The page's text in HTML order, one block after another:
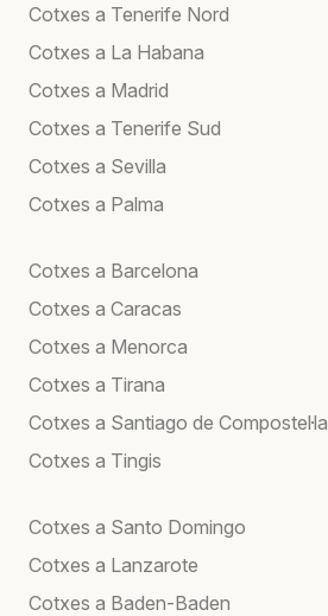
Cotxes a Tenerife Nord
Cotxes a La Habana
Cotxes a Madrid
Cotxes a Tenerife Sud
Cotxes a Sevilla
Cotxes a Palma
Cotxes a Barcelona
Cotxes a Caracas
Cotxes a Menorca
Cotxes a Tirana
Cotxes a Santiago de Compostel·la
Cotxes a Tingis
Cotxes a Santo Domingo
Cotxes a Lanzarote
Cotxes a Baden-Baden